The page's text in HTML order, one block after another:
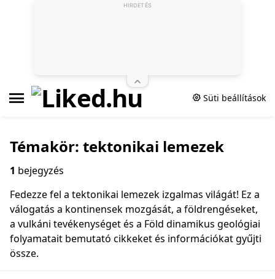
Süti beállítások
Témakör: tektonikai lemezek
1 bejegyzés
Fedezze fel a tektonikai lemezek izgalmas világát! Ez a
válogatás a kontinensek mozgását, a földrengéseket,
a vulkáni tevékenységet és a Föld dinamikus geológiai
folyamatait bemutató cikkeket és információkat gyűjti
össze.
HIRDETÉS